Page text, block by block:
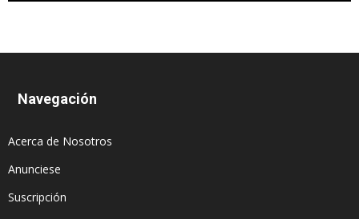
Navegación
Acerca de Nosotros
Anunciese
Suscripción